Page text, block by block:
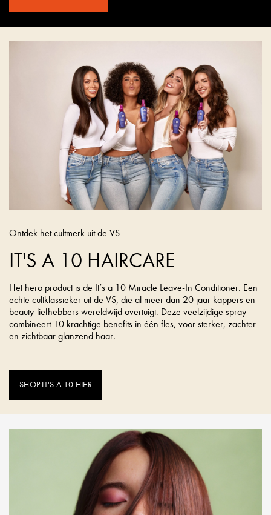
Ontdek het cultmerk uit de VS
IT'S A 10 HAIRCARE
Het hero product is de It’s a 10 Miracle Leave-In Conditioner. Een
echte cultklassieker uit de VS, die al meer dan 20 jaar kappers en
beauty-liefhebbers wereldwijd overtuigt. Deze veelzijdige spray
combineert 10 krachtige benefits in één fles, voor sterker, zachter
en zichtbaar glanzend haar.
SHOP IT'S A 10 HIER